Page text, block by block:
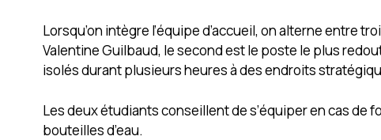
Lorsqu’on intègre l’équipe d’accueil, on alterne entre
Valentine Guilbaud, le second est le poste le plus
isolés durant plusieurs heures à des endroits
Les deux étudiants conseillent de s’équiper en cas
bouteilles d’eau.